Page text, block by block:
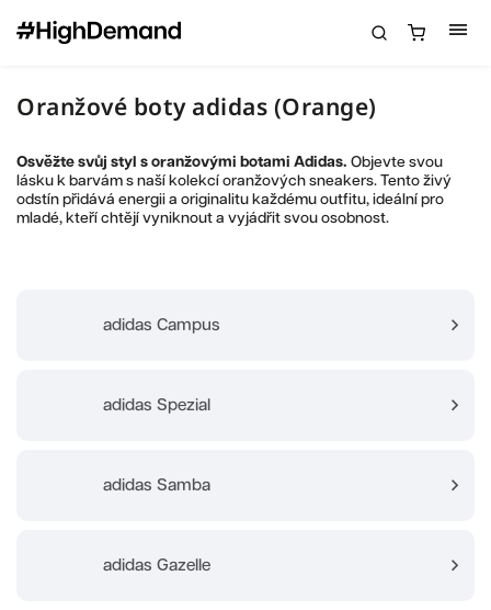
Oranžové boty adidas (Orange)
Osvěžte svůj styl s oranžovými botami Adidas. Objevte svou
lásku k barvám s naší kolekcí oranžových sneakers. Tento živý
odstín přidává energii a originalitu každému outfitu, ideální pro
mladé, kteří chtějí vyniknout a vyjádřit svou osobnost.
adidas Campus
adidas Spezial
adidas Samba
adidas Gazelle